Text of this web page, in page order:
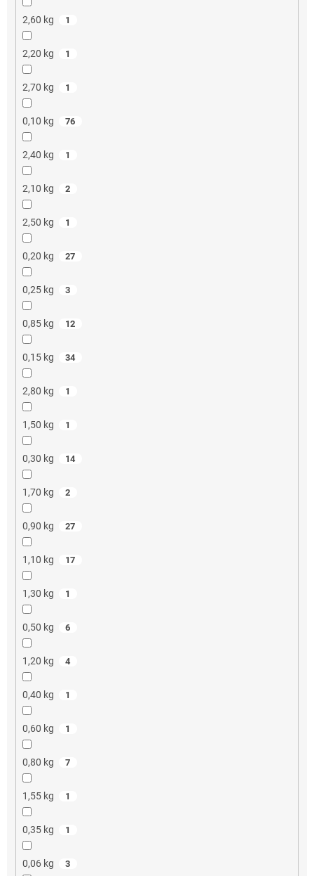
2,60 kg 1
2,20 kg 1
2,70 kg 1
0,10 kg 76
2,40 kg 1
2,10 kg 2
2,50 kg 1
0,20 kg 27
0,25 kg 3
0,85 kg 12
0,15 kg 34
2,80 kg 1
1,50 kg 1
0,30 kg 14
1,70 kg 2
0,90 kg 27
1,10 kg 17
1,30 kg 1
0,50 kg 6
1,20 kg 4
0,40 kg 1
0,60 kg 1
0,80 kg 7
1,55 kg 1
0,35 kg 1
0,06 kg 3